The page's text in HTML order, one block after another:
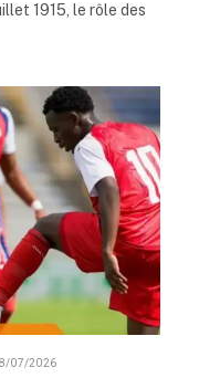
1915, le rôle des
07/2026